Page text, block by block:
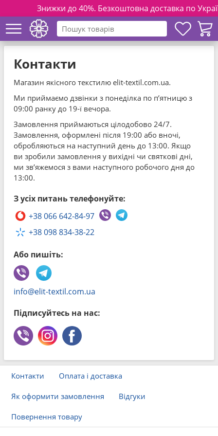
Знижки до 40%. Безкоштовна доставка по
Контакти
Магазин якісного текстилю elit-textil.com.ua.
Ми приймаємо дзвінки з понеділка по п’ятницю з
09:00 ранку до 19-ї вечора.
Замовлення приймаються цілодобово 24/7.
Замовлення, оформлені після 19:00 або вночі,
обробляються на наступний день до 13:00. Якщо
ви зробили замовлення у вихідні чи святкові дні,
ми зв’яжемося з вами наступного робочого дня до
13:00.
З усіх питань телефонуйте:
+38 066 642-84-97
+38 098 834-38-22
Або пишіть:
info@elit-textil.com.ua
Підписуйтесь на нас:
Контакти Оплата і доставка
Як оформити замовлення Відгуки
Повернення товару